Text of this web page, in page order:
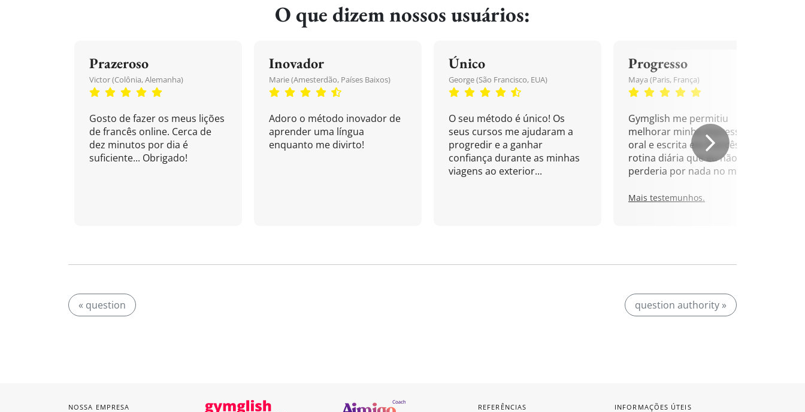
O que dizem nossos usuários:
Prazeroso
Victor (Colônia, Alemanha)
Gosto de fazer os meus lições
de francês online. Cerca de
dez minutos por dia é
suficiente... Obrigado!
Inovador
Marie (Amesterdão, Países Baixos)
Adoro o método inovador de
aprender uma língua
enquanto me divirto!
Único
George (São Francisco, EUA)
O seu método é único! Os
seus cursos me ajudaram a
progredir e a ganhar
confiança durante as minhas
viagens ao exterior...
Progresso
Maya (Paris, França)
Gymglish me permitiu
melhorar minha expressão
oral e escrita em francês. Uma
rotina diária que eu não
perderia por nada no mundo!
Mais testemunhos.
« question question authority »
NOSSA EMPRESA REFERÊNCIAS INFORMAÇÕES ÚTEIS